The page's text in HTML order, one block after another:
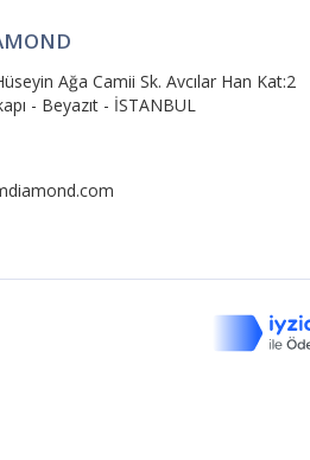
Ağa Camii Sk. Avcılar Han Kat:2
- Beyazıt - İSTANBUL